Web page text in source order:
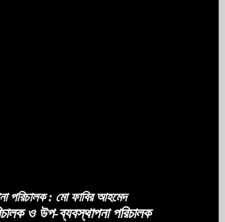
পরিচালক : মো ফাবির আহমেদ
ও উপ-ব্যবস্থাপনা পরিচালক